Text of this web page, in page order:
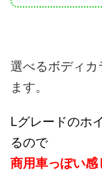
選べるボディ
ます。
Lグレードのホ
るので
商用車っぽい感